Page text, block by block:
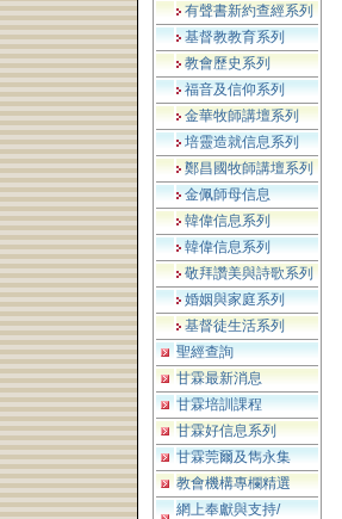
有聲書新約查經系列
基督教教育系列
教會歷史系列
福音及信仰系列
金華牧師講壇系列
培靈造就信息系列
鄭昌國牧師講壇系列
金佩師母信息
韓偉信息系列
韓偉信息系列
敬拜讚美與詩歌系列
婚姻與家庭系列
基督徒生活系列
聖經查詢
甘霖最新消息
甘霖培訓課程
甘霖好信息系列
甘霖莞爾及雋永集
教會機構專欄精選
網上奉獻與支持/